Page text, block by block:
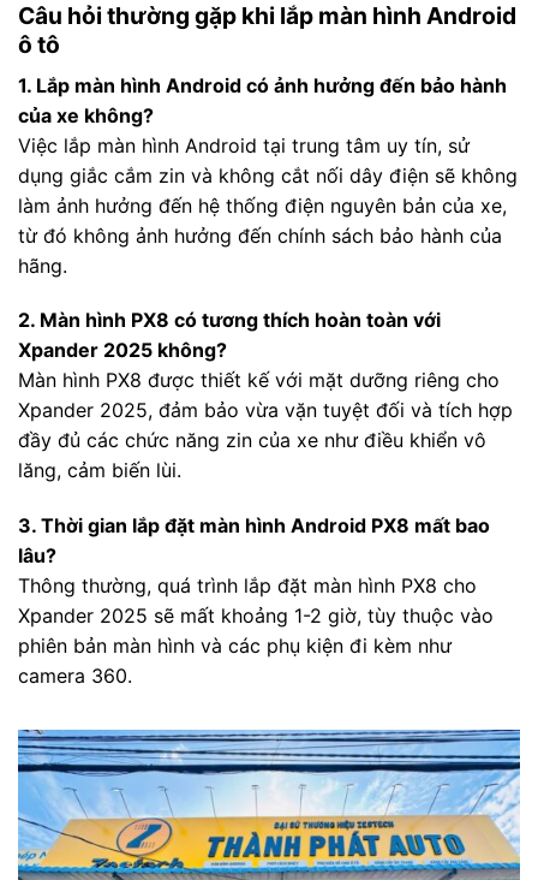
Câu hỏi thường gặp khi lắp màn hình Android
ô tô
1. Lắp màn hình Android có ảnh hưởng đến bảo hành
của xe không?
Việc lắp màn hình Android tại trung tâm uy tín, sử
dụng giắc cắm zin và không cắt nối dây điện sẽ không
làm ảnh hưởng đến hệ thống điện nguyên bản của xe,
từ đó không ảnh hưởng đến chính sách bảo hành của
hãng.
2. Màn hình PX8 có tương thích hoàn toàn với
Xpander 2025 không?
Màn hình PX8 được thiết kế với mặt dưỡng riêng cho
Xpander 2025, đảm bảo vừa vặn tuyệt đối và tích hợp
đầy đủ các chức năng zin của xe như điều khiển vô
lăng, cảm biến lùi.
3. Thời gian lắp đặt màn hình Android PX8 mất bao
lâu?
Thông thường, quá trình lắp đặt màn hình PX8 cho
Xpander 2025 sẽ mất khoảng 1-2 giờ, tùy thuộc vào
phiên bản màn hình và các phụ kiện đi kèm như
camera 360.